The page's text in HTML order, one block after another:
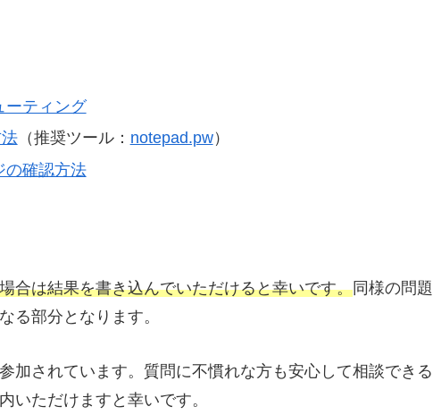
ーティング
（推奨ツール： notepad.pw）
の確認方法
合は結果を書き込んでいただけると幸いです。同様の問題
る部分となります。
加されています。質問に不慣れな方も安心して相談できる
いただけますと幸いです。